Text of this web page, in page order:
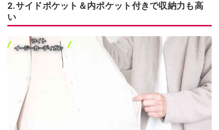
2.サイドポケット＆内ポケット付きで収納力も高
い